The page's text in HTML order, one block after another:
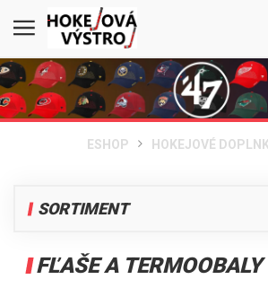
ESHOP HOKEJOVÉ
SORTIMENT
BRANKÁR
FĽAŠE A TERMOOBALY